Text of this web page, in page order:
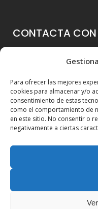
Para ofrecer las mejores
cookies para almacenar y/o
consentimiento de estas
como el comportamiento de
en este sitio. No consentir o
negativamente a ciertas
CONTACTA CON
Colegio Guadalaviar
46021 Valencia
96 339 36 00